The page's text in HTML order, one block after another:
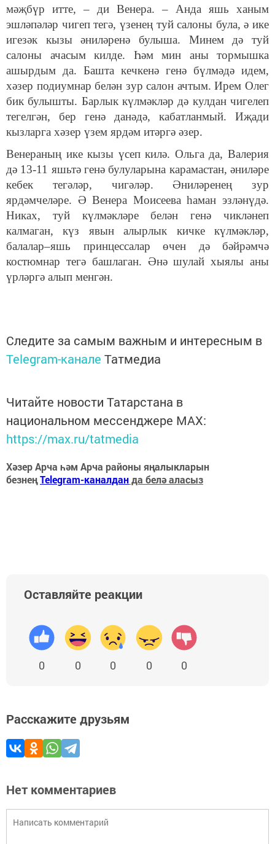
мәҗбүр итте, – ди Венера. – Анда яшь ханым
эшләпәләр чигеп тегә, үзенең туй салоны була, ә ике
игезәк кызы әниләренә булыша. Минем дә туй
салоны ачасым килде. Һәм мин аны тормышка
ашырдым да. Башта кечкенә генә бүлмәдә идем,
хәзер подиумнар белән зур салон ачтым. Ирем Олег
бик булышты. Барлык күлмәкләр дә кулдан чигелеп
тегелгән, бер генә данәдә, кабатланмый. Иҗади
кызларга хәзер үзем ярдәм итәргә әзер.
Венераның ике кызы үсеп килә. Ольга да, Валерия
дә 13-11 яшьтә генә булуларына карамастан, әниләре
кебек тегәләр, чигәләр. Әниләренең зур
ярдәмчеләре. Ә Венера Моисеева һаман эзләнүдә.
Никах, туй күлмәкләре белән генә чикләнеп
калмаган, күз явын алырлык кичке күлмәкләр,
балалар–яшь принцессалар өчен дә бәйрәмчә
костюмнар тегә башлаган. Әнә шулай хыялы аны
үрләргә алып менгән.
Следите за самым важным и интересным в
Telegram-канале Татмедиа
Читайте новости Татарстана в
национальном мессенджере MАХ:
https://max.ru/tatmedia
Хәзер Арча һәм Арча районы яңалыкларын
безнеңTelegram-каналданда белә аласыз
Оставляйте реакции
0 0 0 0 0
Расскажите друзьям
Нет комментариев